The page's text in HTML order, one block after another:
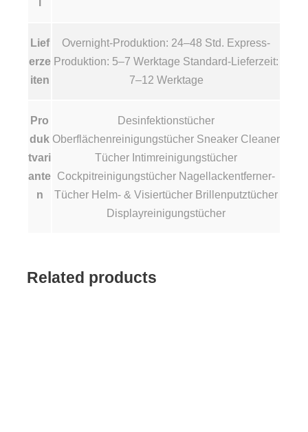
Lief
erze
iten
Overnight-Produktion: 24–48 Std. Express-
Produktion: 5–7 Werktage Standard-Lieferzeit:
7–12 Werktage
Pro
duk
tvari
ante
n
Desinfektionstücher
Oberflächenreinigungstücher Sneaker Cleaner
Tücher Intimreinigungstücher
Cockpitreinigungstücher Nagellackentferner-
Tücher Helm- & Visiertücher Brillenputztücher
Displayreinigungstücher
Related products